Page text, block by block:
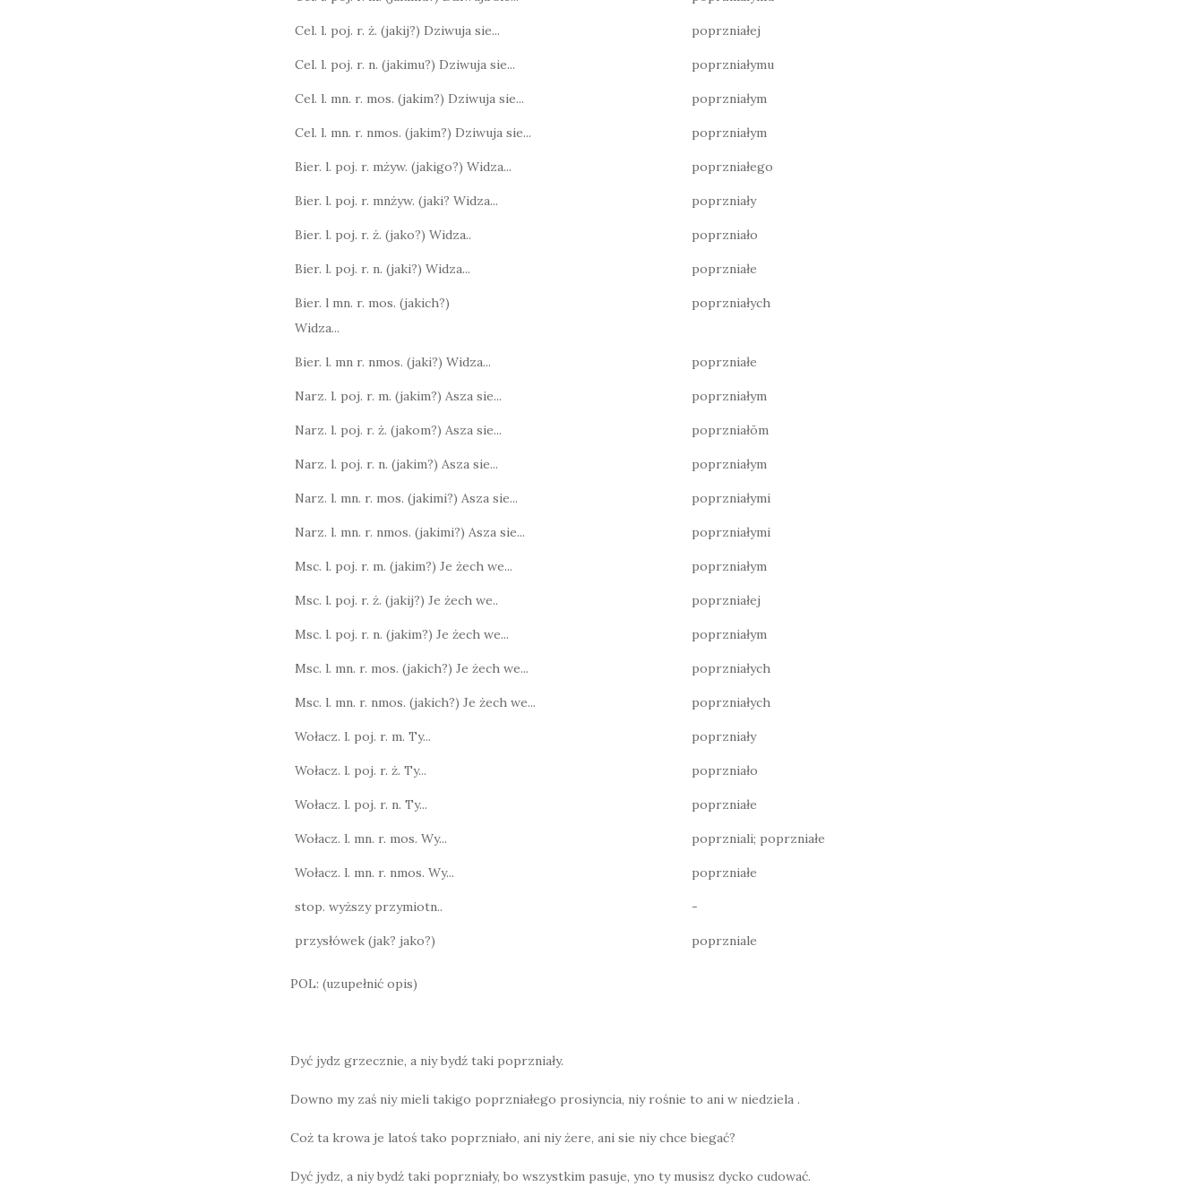
Cel. l. poj. r. ż. (jakij?) Dziwuja sie... poprzniałej
Cel. l. poj. r. n. (jakimu?) Dziwuja sie... poprzniałymu
Cel. l. mn. r. mos. (jakim?) Dziwuja sie... poprzniałym
Cel. l. mn. r. nmos. (jakim?) Dziwuja sie... poprzniałym
Bier. l. poj. r. mżyw. (jakigo?) Widza... poprzniałego
Bier. l. poj. r. mnżyw. (jaki? Widza... poprzniały
Bier. l. poj. r. ż. (jako?) Widza.. poprzniało
Bier. l. poj. r. n. (jaki?) Widza... poprzniałe
Bier. l mn. r. mos. (jakich?)
Widza...
poprzniałych
Bier. l. mn r. nmos. (jaki?) Widza... poprzniałe
Narz. l. poj. r. m. (jakim?) Asza sie... poprzniałym
Narz. l. poj. r. ż. (jakom?) Asza sie... poprzniałōm
Narz. l. poj. r. n. (jakim?) Asza sie... poprzniałym
Narz. l. mn. r. mos. (jakimi?) Asza sie... poprzniałymi
Narz. l. mn. r. nmos. (jakimi?) Asza sie... poprzniałymi
Msc. l. poj. r. m. (jakim?) Je żech we... poprzniałym
Msc. l. poj. r. ż. (jakij?) Je żech we.. poprzniałej
Msc. l. poj. r. n. (jakim?) Je żech we... poprzniałym
Msc. l. mn. r. mos. (jakich?) Je żech we... poprzniałych
Msc. l. mn. r. nmos. (jakich?) Je żech we... poprzniałych
Wołacz. l. poj. r. m. Ty... poprzniały
Wołacz. l. poj. r. ż. Ty... poprzniało
Wołacz. l. poj. r. n. Ty... poprzniałe
Wołacz. l. mn. r. mos. Wy... poprzniali; poprzniałe
Wołacz. l. mn. r. nmos. Wy... poprzniałe
stop. wyższy przymiotn.. -
przysłówek (jak? jako?) poprzniale
POL: (uzupełnić opis)
Dyć jydz grzecznie, a niy bydź taki poprzniały.
Downo my zaś niy mieli takigo poprzniałego prosiyncia, niy rośnie to ani w niedziela .
Coż ta krowa je latoś tako poprzniało, ani niy żere, ani sie niy chce biegać?
Dyć jydz, a niy bydź taki poprzniały, bo wszystkim pasuje, yno ty musisz dycko cudować.